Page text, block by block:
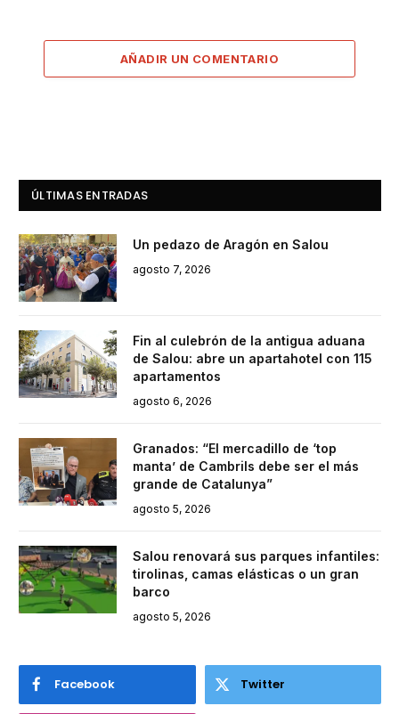
AÑADIR UN COMENTARIO
ÚLTIMAS ENTRADAS
Un pedazo de Aragón en Salou
agosto 7, 2026
Fin al culebrón de la antigua aduana
de Salou: abre un apartahotel con 115
apartamentos
agosto 6, 2026
Granados: “El mercadillo de ‘top
manta’ de Cambrils debe ser el más
grande de Catalunya”
agosto 5, 2026
Salou renovará sus parques infantiles:
tirolinas, camas elásticas o un gran
barco
agosto 5, 2026
Facebook Twitter